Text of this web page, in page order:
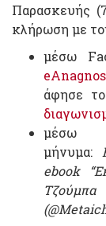
Παρασκευής
κλήρωση με
μέσω
άφησε
μέσω
μήνυμα:
ebook